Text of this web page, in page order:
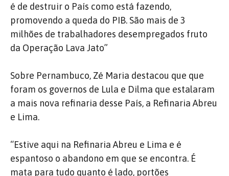
é de destruir o País como está fazendo,
promovendo a queda do PIB. São mais de 3
milhões de trabalhadores desempregados fruto
da Operação Lava Jato”
Sobre Pernambuco, Zé Maria destacou que que
foram os governos de Lula e Dilma que estalaram
a mais nova refinaria desse País, a Refinaria Abreu
e Lima.
“Estive aqui na Refinaria Abreu e Lima e é
espantoso o abandono em que se encontra. É
mata para tudo quanto é lado, portões